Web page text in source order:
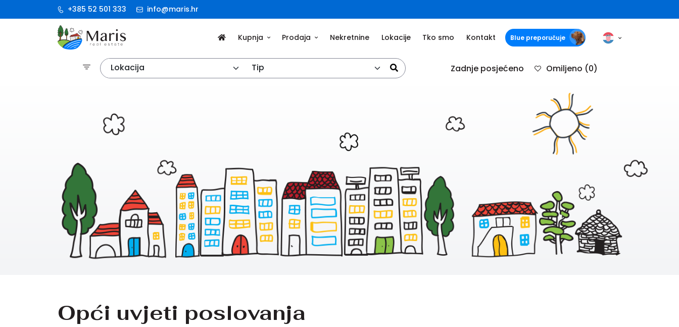
+385 52 501 333 info@maris.hr
Kupnja Prodaja Nekretnine Lokacije Tko smo Kontakt Blue preporučuje
Lokacija Tip Zadnje posjećeno Omiljeno (0)
Opći uvjeti poslovanja